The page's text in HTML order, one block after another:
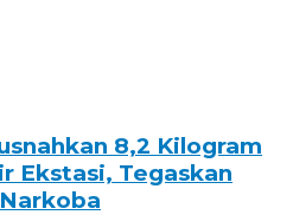
8,2 Kilogram
Ekstasi, Tegaskan